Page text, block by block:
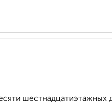
шестнадцатиэтажных